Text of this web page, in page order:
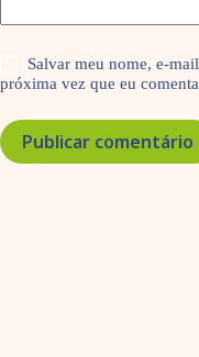
Salvar meu nome, e-
próxima vez que eu
Publicar comentário